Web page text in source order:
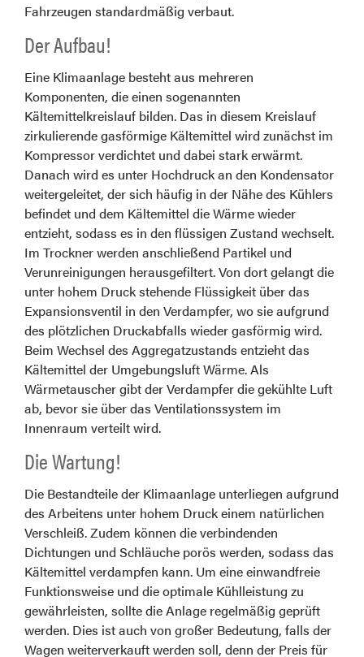
Fahrzeugen standardmäßig verbaut.
Der Aufbau!
Eine Klimaanlage besteht aus mehreren
Komponenten, die einen sogenannten
Kältemittelkreislauf bilden. Das in diesem Kreislauf
zirkulierende gasförmige Kältemittel wird zunächst im
Kompressor verdichtet und dabei stark erwärmt.
Danach wird es unter Hochdruck an den Kondensator
weitergeleitet, der sich häufig in der Nähe des Kühlers
befindet und dem Kältemittel die Wärme wieder
entzieht, sodass es in den flüssigen Zustand wechselt.
Im Trockner werden anschließend Partikel und
Verunreinigungen herausgefiltert. Von dort gelangt die
unter hohem Druck stehende Flüssigkeit über das
Expansionsventil in den Verdampfer, wo sie aufgrund
des plötzlichen Druckabfalls wieder gasförmig wird.
Beim Wechsel des Aggregatzustands entzieht das
Kältemittel der Umgebungsluft Wärme. Als
Wärmetauscher gibt der Verdampfer die gekühlte Luft
ab, bevor sie über das Ventilationssystem im
Innenraum verteilt wird.
Die Wartung!
Die Bestandteile der Klimaanlage unterliegen aufgrund
des Arbeitens unter hohem Druck einem natürlichen
Verschleiß. Zudem können die verbindenden
Dichtungen und Schläuche porös werden, sodass das
Kältemittel verdampfen kann. Um eine einwandfreie
Funktionsweise und die optimale Kühlleistung zu
gewährleisten, sollte die Anlage regelmäßig geprüft
werden. Dies ist auch von großer Bedeutung, falls der
Wagen weiterverkauft werden soll, denn der Preis für